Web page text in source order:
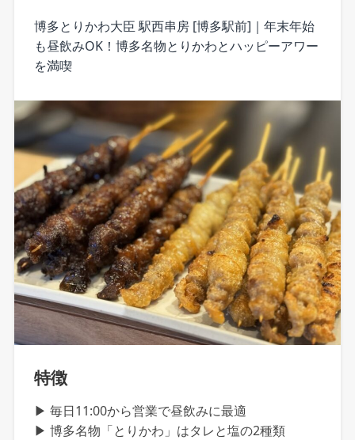
博多とりかわ大臣 駅西串房 [博多駅前]｜年末年始
も昼飲みOK！博多名物とりかわとハッピーアワー
を満喫
特徴
▶ 毎日11:00から営業で昼飲みに最適
▶ 博多名物「とりかわ」はタレと塩の2種類